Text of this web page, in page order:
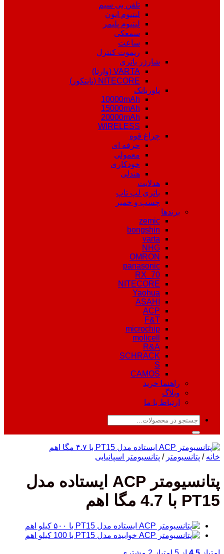
تلفن بی سیم
لیتیوم ایون
لیتیوم پلیمر
سمعکی
ساعت
ریموت کنترل
شارژر باتری
VARTA (وارتا)
NITECORE (نایتکور)
پاوربانک
10000mAh
15000mAh
20000mAh
WIRELESS
چراغ قوه
حرفه ای
معمولی
خودکاری
هندلی
هدلایت
باتری لپ تاپ
چسب و خمیر
برندها
zemic
bongshin
varta
NHG
OMRON
panasonic
RX_70
NITECORE
Yaohua
ASAHI
ACP
F&T
microchip
molicell
R&A
SCHRACK
S
CAMOS
راهنما خرید
وبلاگ
ارتباط با ما
جستجو
خانه / پتانسیومتر / پتانسیومتر اسپانیایی
پتانسیومتر ACP ایستاده مدل
PT15 با 4.7 مگا اهم